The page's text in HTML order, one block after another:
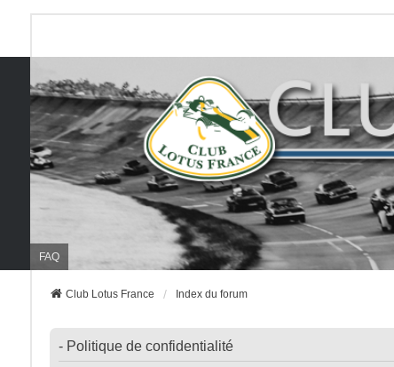
FAQ
Club Lotus France Index du forum
- Politique de confidentialité